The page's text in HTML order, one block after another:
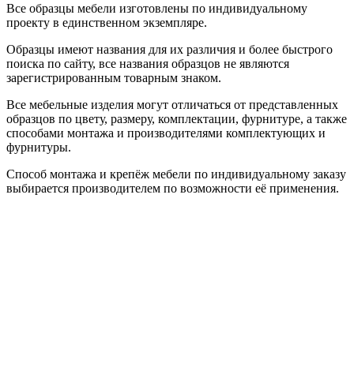
Все образцы мебели изготовлены по индивидуальному
проекту в единственном экземпляре.
Образцы имеют названия для их различия и более быстрого
поиска по сайту, все названия образцов не являются
зарегистрированным товарным знаком.
Все мебельные изделия могут отличаться от представленных
образцов по цвету, размеру, комплектации, фурнитуре, а также
способами монтажа и производителями комплектующих и
фурнитуры.
Способ монтажа и крепёж мебели по индивидуальному заказу
выбирается производителем по возможности её применения.